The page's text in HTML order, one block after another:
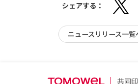
シェアする：
ニュースリリース一覧